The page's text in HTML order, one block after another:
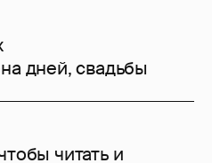
дней,свадьбы
читать и